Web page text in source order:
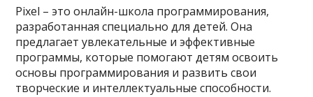
Pixel – это онлайн-школа программирования,
разработанная специально для детей. Она
предлагает увлекательные и эффективные
программы, которые помогают детям освоить
основы программирования и развить свои
творческие и интеллектуальные способности.